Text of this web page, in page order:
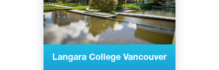
Langara College Vancouver